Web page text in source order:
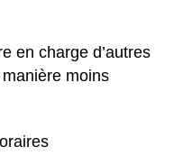
en charge d’autres
moins